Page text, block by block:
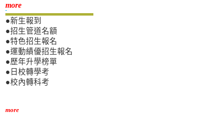
more新生專區
●新生報到
●招生管道名額
●特色招生報名
●運動績優招生報名
●歷年升學榜單
●日校轉學考
●校內轉科考
more